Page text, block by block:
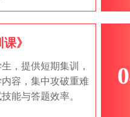
》
，提供短期集训，
容，集中攻破重难
能与答题效率。